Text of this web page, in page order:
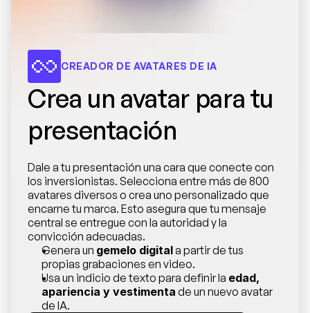
CREADOR DE AVATARES DE IA
Crea un avatar para tu
presentación
Dale a tu presentación una cara que conecte con
los inversionistas. Selecciona entre más de 800
avatares diversos o crea uno personalizado que
encarne tu marca. Esto asegura que tu mensaje
central se entregue con la autoridad y la
convicción adecuadas.
Genera un gemelo digital a partir de tus
propias grabaciones en video.
Usa un indicio de texto para definir la edad,
apariencia y vestimenta de un nuevo avatar
de IA.